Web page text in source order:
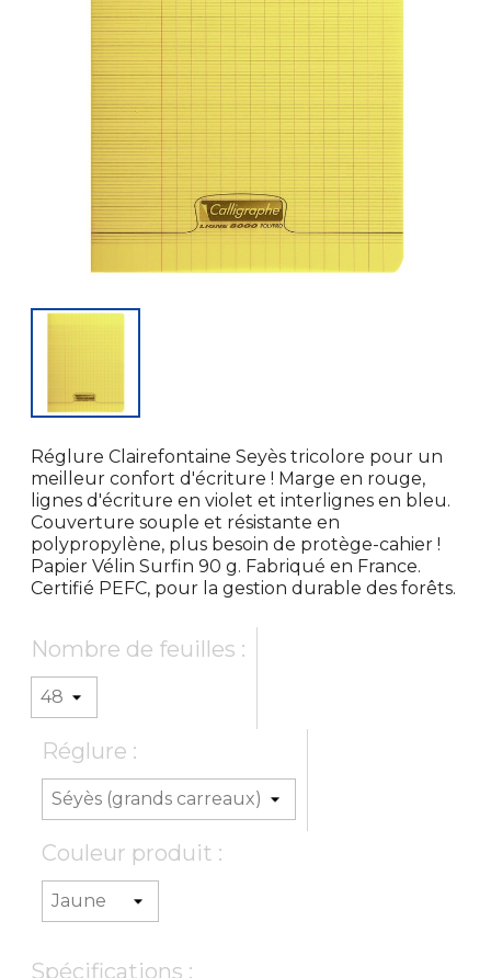
Réglure Clairefontaine Seyès tricolore pour un
meilleur confort d'écriture ! Marge en rouge,
lignes d'écriture en violet et interlignes en bleu.
Couverture souple et résistante en
polypropylène, plus besoin de protège-cahier !
Papier Vélin Surfin 90 g. Fabriqué en France.
Certifié PEFC, pour la gestion durable des forêts.
Nombre de feuilles :
Réglure :
Couleur produit :
Spécifications :